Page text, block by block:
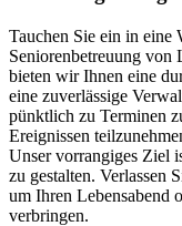
Tauchen Sie ein in eine
Seniorenbetreuung von
bieten wir Ihnen eine
eine zuverlässige
pünktlich zu Terminen
Ereignissen
Unser vorrangiges Ziel
zu gestalten. Verlassen
um Ihren Lebensabend
verbringen.